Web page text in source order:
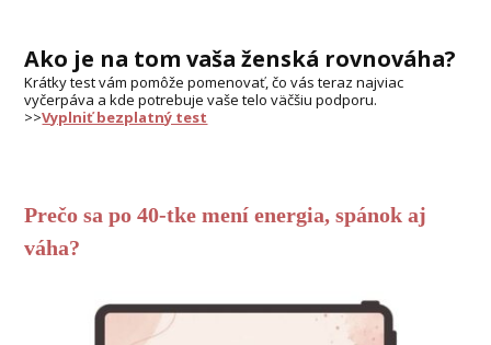
Ako je na tom vaša ženská rovnováha?
Krátky test vám pomôže pomenovať, čo vás teraz najviac
vyčerpáva a kde potrebuje vaše telo väčšiu podporu.
>>Vyplniť bezplatný test
Prečo sa po 40-tke mení energia, spánok aj
váha?